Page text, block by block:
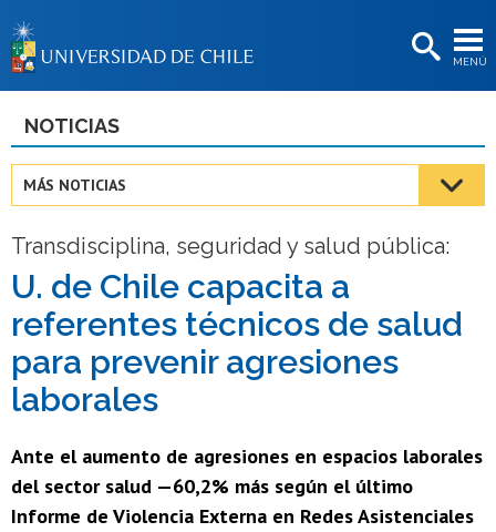
MENÚ
BIBLIOTECAS
Estudiantes
Académicas/os
Funcionarias/os
Egresadas/os
NOTICIAS
MÁS NOTICIAS
Transdisciplina, seguridad y salud pública:
U. de Chile capacita a
referentes técnicos de salud
para prevenir agresiones
laborales
Ante el aumento de agresiones en espacios laborales
del sector salud —60,2% más según el último
Informe de Violencia Externa en Redes Asistenciales